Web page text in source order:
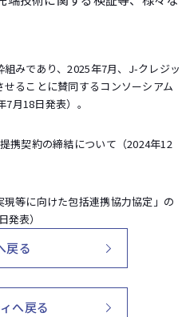
みであり、2025年7月、J-クレジッ
ることに賛同するコンソーシアム
月18日発表）。
携契約の締結について（2024年12
等に向けた包括連携協力協定」の
表）
戻る
へ戻る